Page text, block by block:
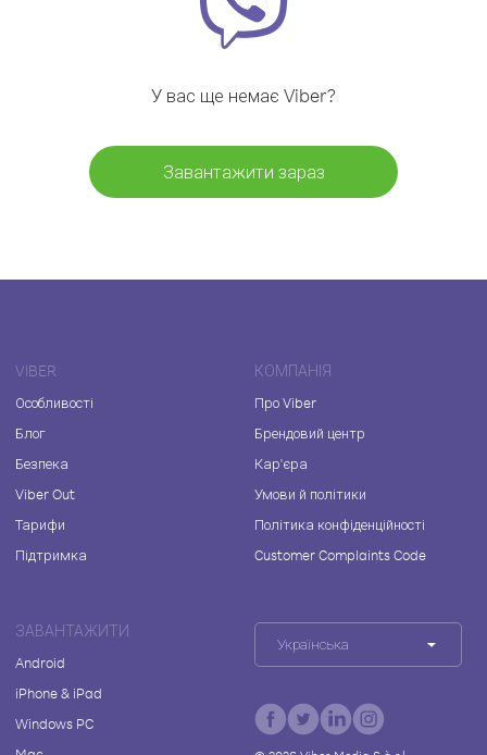
У вас ще немає Viber?
Завантажити зараз
VIBER
Особливості
Блог
Безпека
Viber Out
Тарифи
Підтримка
КОМПАНІЯ
Про Viber
Брендовий центр
Кар'єра
Умови й політики
Політика конфіденційності
Customer Complaints Code
ЗАВАНТАЖИТИ
Android
iPhone & iPad
Windows PC
Українська